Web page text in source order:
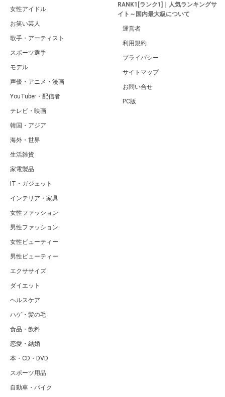
女性アイドル
お笑い芸人
歌手・アーティスト
スポーツ選手
モデル
声優・アニメ・漫画
YouTuber・配信者
テレビ・映画
韓国・アジア
海外・世界
生活雑貨
家電製品
IT・ガジェット
インテリア・家具
女性ファッション
男性ファッション
女性ビューティー
男性ビューティー
エクササイズ
ダイエット
ヘルスケア
ハゲ・髪の毛
食品・飲料
恋愛・結婚
本・CD・DVD
スポーツ用品
自動車・バイク
RANK1[ランク1]｜人気ランキングサ
イト～国内最大級について
運営者
利用規約
プライバシー
サイトマップ
お問い合せ
PC版